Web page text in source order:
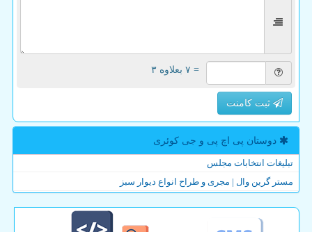
= ۷ بعلاوه ۳
ثبت کامنت
دوستان پی اچ پی و جی كوئری
تبلیغات انتخابات مجلس
مستر گرین وال | مجری و طراح انواع دیوار سبز